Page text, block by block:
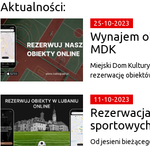
Aktualności:
25-10-2023
Wynajem
MDK
Miejski Dom
rezerwację
11-10-2023
Od jesieni